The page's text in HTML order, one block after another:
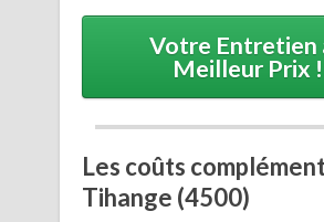
Votre Entretien
Meilleur Prix !
Les coûts
Tihange (4500)